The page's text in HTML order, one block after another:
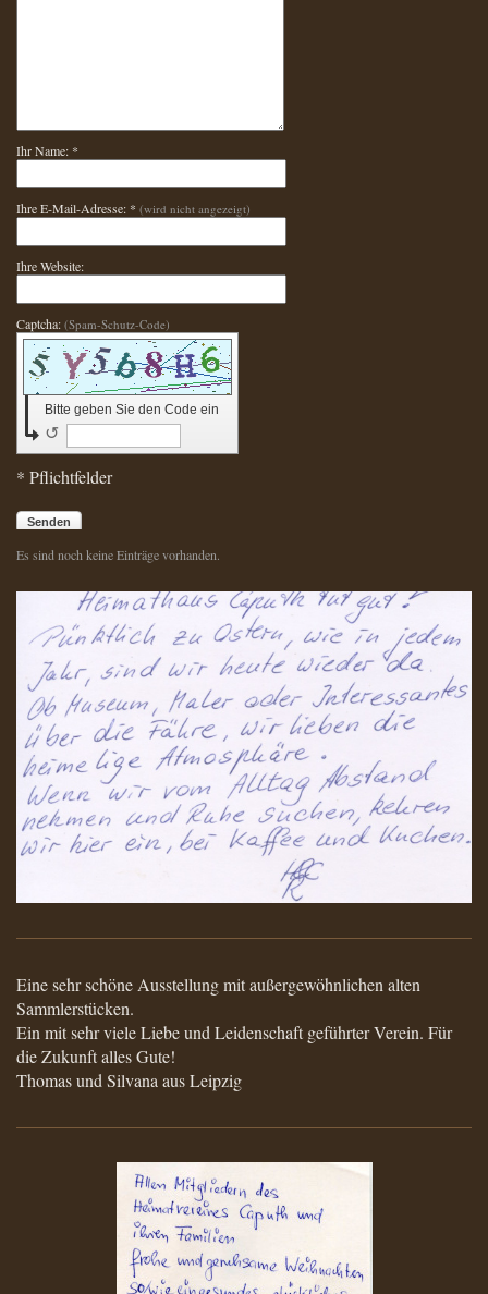
Ihr Name: *
Ihre E-Mail-Adresse: * (wird nicht angezeigt)
Ihre Website:
Captcha: (Spam-Schutz-Code)
Bitte geben Sie den Code ein
↺
* Pflichtfelder
Senden
Es sind noch keine Einträge vorhanden.
Eine sehr schöne Ausstellung mit außergewöhnlichen alten
Sammlerstücken.
Ein mit sehr viele Liebe und Leidenschaft geführter Verein. Für
die Zukunft alles Gute!
Thomas und Silvana aus Leipzig